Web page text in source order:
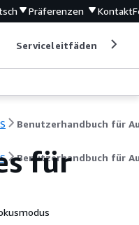
Präferenzen Kontakt
Serviceleitfäden
Benutzerhandbuch für
für